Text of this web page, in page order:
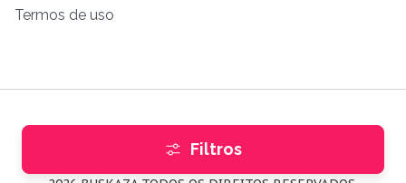
Filtros
Termos de uso